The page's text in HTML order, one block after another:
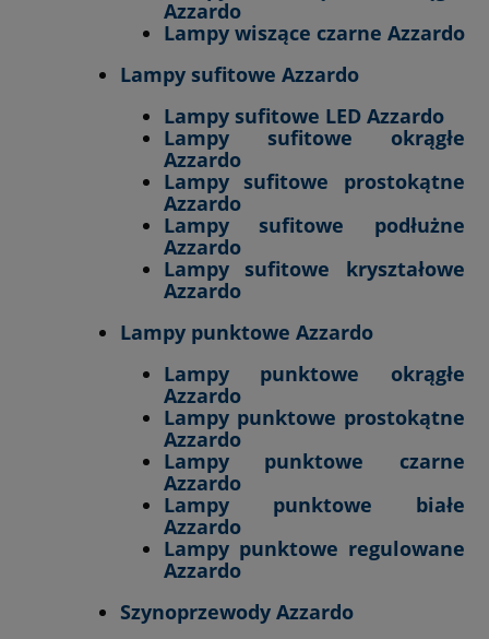
Azzardo
Lampy wiszące czarne Azzardo
Lampy sufitowe Azzardo
Lampy sufitowe LED Azzardo
Lampy sufitowe okrągłe
Azzardo
Lampy sufitowe prostokątne
Azzardo
Lampy sufitowe podłużne
Azzardo
Lampy sufitowe kryształowe
Azzardo
Lampy punktowe Azzardo
Lampy punktowe okrągłe
Azzardo
Lampy punktowe prostokątne
Azzardo
Lampy punktowe czarne
Azzardo
Lampy punktowe białe
Azzardo
Lampy punktowe regulowane
Azzardo
Szynoprzewody Azzardo